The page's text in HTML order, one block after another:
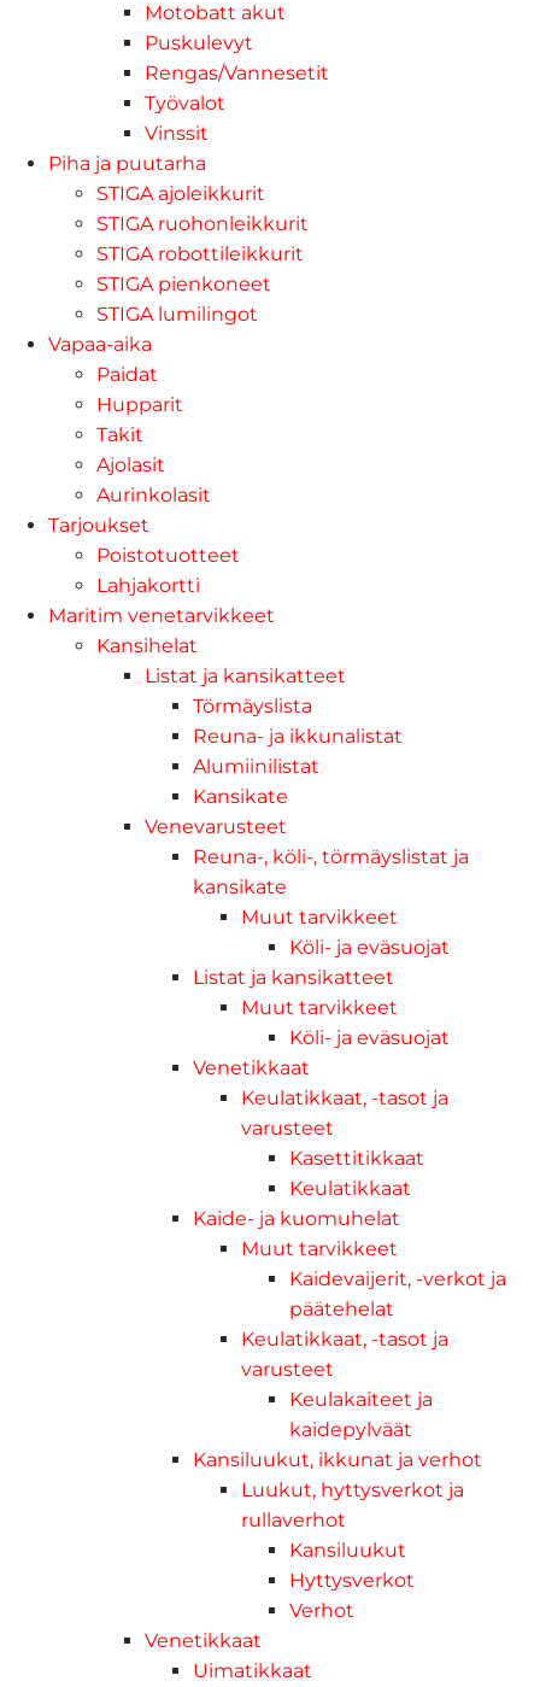
Motobatt akut
Puskulevyt
Rengas/Vannesetit
Työvalot
Vinssit
Piha ja puutarha
STIGA ajoleikkurit
STIGA ruohonleikkurit
STIGA robottileikkurit
STIGA pienkoneet
STIGA lumilingot
Vapaa-aika
Paidat
Hupparit
Takit
Ajolasit
Aurinkolasit
Tarjoukset
Poistotuotteet
Lahjakortti
Maritim venetarvikkeet
Kansihelat
Listat ja kansikatteet
Törmäyslista
Reuna- ja ikkunalistat
Alumiinilistat
Kansikate
Venevarusteet
Reuna-, köli-, törmäyslistat ja
kansikate
Muut tarvikkeet
Köli- ja eväsuojat
Listat ja kansikatteet
Muut tarvikkeet
Köli- ja eväsuojat
Venetikkaat
Keulatikkaat, -tasot ja
varusteet
Kasettitikkaat
Keulatikkaat
Kaide- ja kuomuhelat
Muut tarvikkeet
Kaidevaijerit, -verkot ja
päätehelat
Keulatikkaat, -tasot ja
varusteet
Keulakaiteet ja
kaidepylväät
Kansiluukut, ikkunat ja verhot
Luukut, hyttysverkot ja
rullaverhot
Kansiluukut
Hyttysverkot
Verhot
Venetikkaat
Uimatikkaat